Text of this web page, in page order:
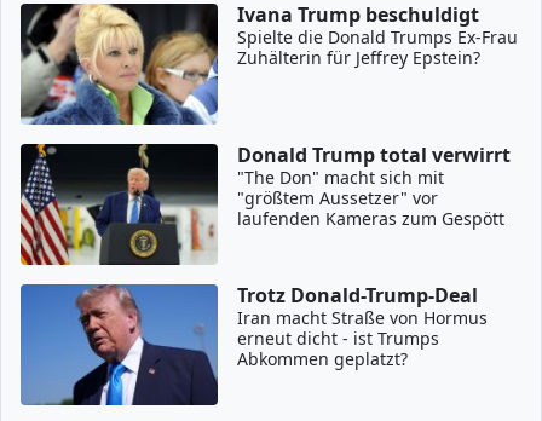
Ivana Trump beschuldigt
Spielte die Donald Trumps Ex-Frau
Zuhälterin für Jeffrey Epstein?
Donald Trump total verwirrt
"The Don" macht sich mit
"größtem Aussetzer" vor
laufenden Kameras zum Gespött
Trotz Donald-Trump-Deal
Iran macht Straße von Hormus
erneut dicht - ist Trumps
Abkommen geplatzt?